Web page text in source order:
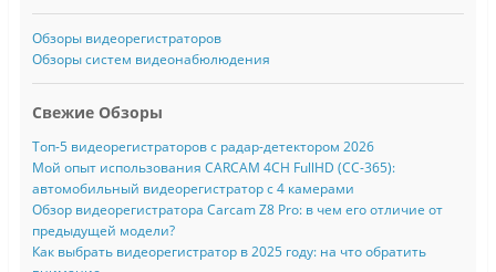
Обзоры видеорегистраторов
Обзоры систем видеонабюлюдения
Свежие Обзоры
Топ-5 видеорегистраторов с радар-детектором 2026
Мой опыт использования CARCAM 4CH FullHD (CC-365):
автомобильный видеорегистратор с 4 камерами
Обзор видеорегистратора Carcam Z8 Pro: в чем его отличие от
предыдущей модели?
Как выбрать видеорегистратор в 2025 году: на что обратить